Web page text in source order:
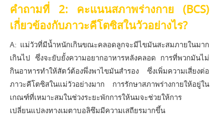
คำถามที่ 2: คะแนนสภาพร่างกาย (BCS)
เกี่ยวข้องกับภาวะคีโตซิสในวัวอย่างไร?
A: แม่วัวที่มีน้ำหนักเกินขณะคลอดลูกจะมีไขมันสะสมภายในมาก
เกินไป ซึ่งจะยับยั้งความอยากอาหารหลังคลอด การที่พวกมันไม่
กินอาหารทำให้สัตว์ต้องพึ่งพาไขมันสำรอง ซึ่งเพิ่มความเสี่ยงต่อ
ภาวะคีโตซิสในแม่วัวอย่างมาก การรักษาสภาพร่างกายให้อยู่ใน
เกณฑ์ที่เหมาะสมในช่วงระยะพักการให้นมจะช่วยให้การ
เปลี่ยนแปลงทางเมตาบอลิซึมมีความเสถียรมากขึ้น